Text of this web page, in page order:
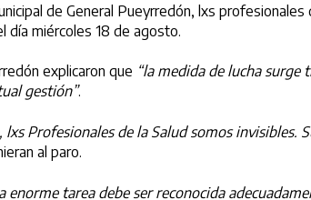
de General Pueyrredón, lxs
día miércoles 18 de agosto.
explicaron que “la medida de lucha
gestión”.
Profesionales de la Salud somos invisibles.
al paro.
enorme tarea debe ser reconocida